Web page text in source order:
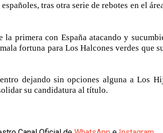
tras otra serie de rebotes en el
primera con España atacando y
fortuna para Los Halcones verdes
dejando sin opciones alguna a Los
su candidatura al título.